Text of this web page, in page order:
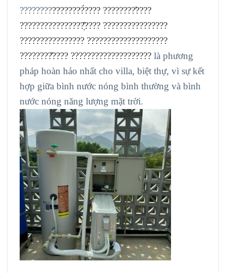
????????????????́???? ????????̛????
????????????????̣̂???? ????????????????
???????????????? ????????????????????
????????̂???? ???????????????????? là phương
pháp hoàn hảo nhất cho villa, biệt thự, vì sự kết
hợp giữa bình nước nóng bình thường và bình
nước nóng năng lượng mặt trời.